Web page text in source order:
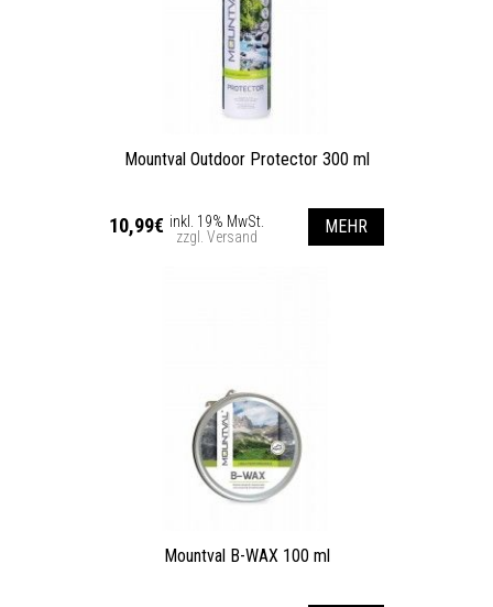
Mountval Outdoor Protector 300 ml
10,99€ inkl. 19% MwSt.
zzgl. Versand
MEHR
Mountval B-WAX 100 ml